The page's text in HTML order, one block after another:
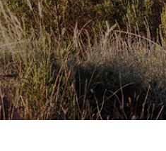
U
M
B